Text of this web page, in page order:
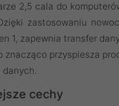
2,5 cala do
zastosowaniu
1, zapewnia transfer
znacząco przyspiesza
cechy